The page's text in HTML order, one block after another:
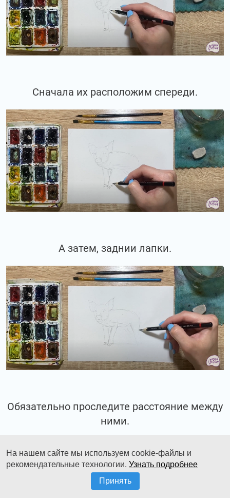
Сначала их расположим спереди.
А затем, заднии лапки.
Обязательно проследите расстояние между
ними.
На нашем сайте мы используем cookie-файлы и
рекомендательные технологии. Узнать подробнее
Принять